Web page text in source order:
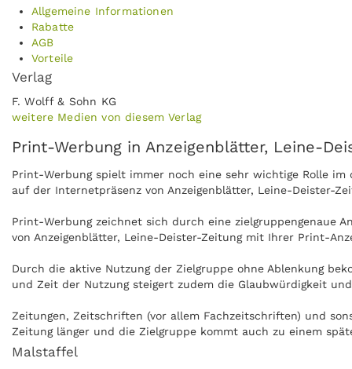
Allgemeine Informationen
Rabatte
AGB
Vorteile
Verlag
F. Wolff & Sohn KG
weitere Medien von diesem Verlag
Print-Werbung in Anzeigenblätter, Leine-
Print-Werbung spielt immer noch eine sehr wichtige Rolle
auf der Internetpräsenz von Anzeigenblätter, Leine-Deister-
Print-Werbung zeichnet sich durch eine zielgruppengenaue
von Anzeigenblätter, Leine-Deister-Zeitung mit Ihrer Print-
Durch die aktive Nutzung der Zielgruppe ohne Ablenkung
und Zeit der Nutzung steigert zudem die Glaubwürdigkeit
Zeitungen, Zeitschriften (vor allem Fachzeitschriften) und
Zeitung länger und die Zielgruppe kommt auch zu einem
Malstaffel